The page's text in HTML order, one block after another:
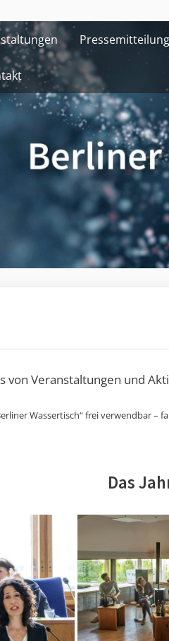
von Veranstaltungen und
Wassertisch“ frei verwendbar –
Das